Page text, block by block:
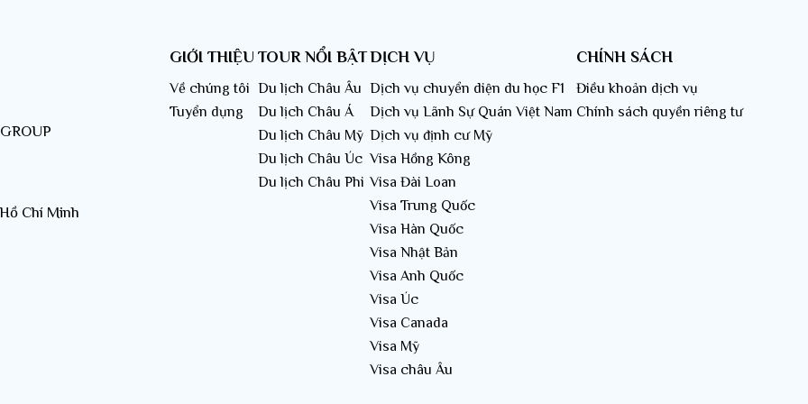
Chí Minh
GIỚI THIỆU
Về chúng tôi
Tuyển dụng
TOUR NỔI BẬT
Du lịch Châu Âu
Du lịch Châu Á
Du lịch Châu Mỹ
Du lịch Châu Úc
Du lịch Châu Phi
DỊCH VỤ
Dịch vụ chuyển diện du học F1
Dịch vụ Lãnh Sự Quán Việt Nam
Dịch vụ định cư Mỹ
Visa Hồng Kông
Visa Đài Loan
Visa Trung Quốc
Visa Hàn Quốc
Visa Nhật Bản
Visa Anh Quốc
Visa Úc
Visa Canada
Visa Mỹ
Visa châu Âu
CHÍNH SÁCH
Điều khoản dịch vụ
Chính sách quyền riêng tư